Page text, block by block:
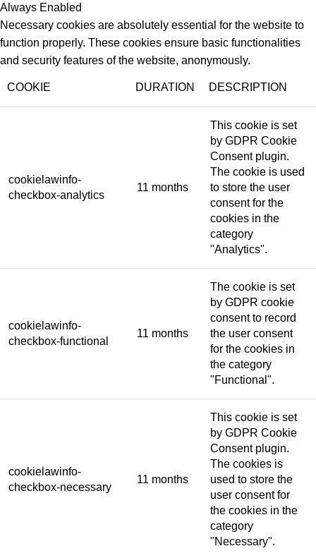
Always Enabled
Necessary cookies are absolutely essential for the website to
function properly. These cookies ensure basic functionalities
and security features of the website, anonymously.
COOKIE DURATION DESCRIPTION
cookielawinfo-
checkbox-analytics
11 months
This cookie is set
by GDPR Cookie
Consent plugin.
The cookie is used
to store the user
consent for the
cookies in the
category
"Analytics".
cookielawinfo-
checkbox-functional
11 months
The cookie is set
by GDPR cookie
consent to record
the user consent
for the cookies in
the category
"Functional".
cookielawinfo-
checkbox-necessary
11 months
This cookie is set
by GDPR Cookie
Consent plugin.
The cookies is
used to store the
user consent for
the cookies in the
category
"Necessary".